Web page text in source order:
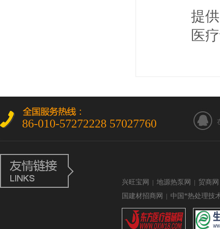
提
医
86-010-57272228 57027760
兴旺宝网 | 地源热泵网 | 贸商网
国建材招商网
| 中国*热处理技